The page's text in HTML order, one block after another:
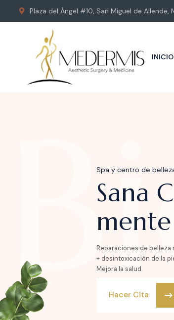
Plaza del Ángel #10, San Miguel de Allende,
INICIO
Spa y centro de
salón
Reparaciones de
+ desintoxicación de la
Mejora la salud.
Hacer Cita